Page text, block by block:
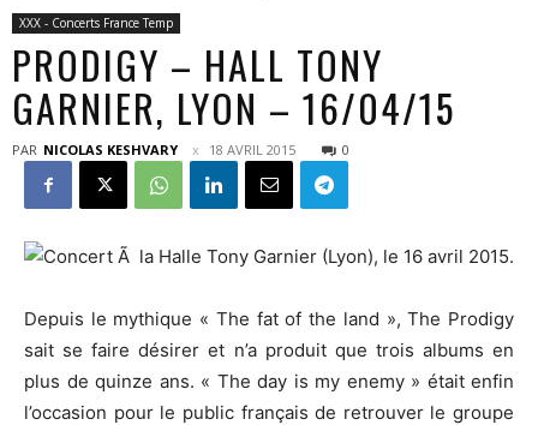
XXX - Concerts France Temp
PRODIGY – HALL TONY
GARNIER, LYON – 16/04/15
PAR NICOLAS KESHVARY 18 AVRIL 2015 0
Depuis le mythique « The fat of the land », The Prodigy
sait se faire désirer et n’a produit que trois albums en
plus de quinze ans. « The day is my enemy » était enfin
l’occasion pour le public français de retrouver le groupe